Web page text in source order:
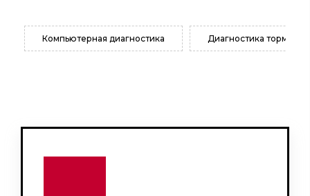
Компьютерная диагностика Диагностика